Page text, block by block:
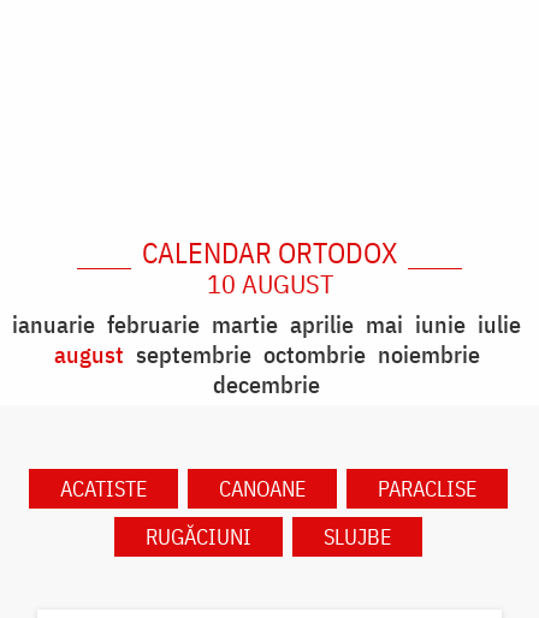
CALENDAR ORTODOX
10 AUGUST
ianuarie februarie martie aprilie mai iunie iulie
august septembrie octombrie noiembrie
decembrie
ACATISTE CANOANE
PARACLISE
RUGĂCIUNI
SLUJBE